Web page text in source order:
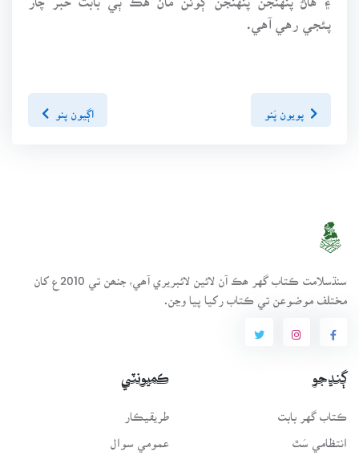
پئجي رهي آهي.
اڳيون پنو
سنڌسلامت ڪتاب گهر ھڪ آن لائين لائبريري آھي، جنھن تي 2010ع کان
مختلف موضوعن تي ڪتاب رکيا پيا وڃن.
ڳنڍجو
ڪتاب گهر بابت
انتظامي سَٿ
ڪميونٽي
طريقيڪار
عمومي سوال